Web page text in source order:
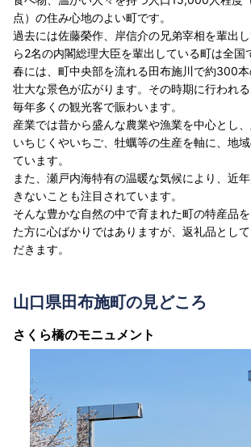
点）の住み心地のよい町です。
過去には佐藤榮作、岸信介の兄弟宰相を輩出
ら2名の内閣総理大臣を輩出している町は全国
春には、町中央部を流れる田布施川で約300本
壮大な景色が広がります。その時期に行われ
毎年多くの観光客で賑わいます。
産業では昔から盛んな農業や漁業を中心とし
いちじくやいちご、牡蠣等の生産を軸に、地
ています。
また、瀬戸内海特有の温暖な気候により、近
きないことも注目されています。
そんな豊かな自然の中で育まれた町の特産品
た方に心ばかりではありますが、返礼品とし
だきます。
山口県田布施町の見どころ
さくら橋のモニュメント